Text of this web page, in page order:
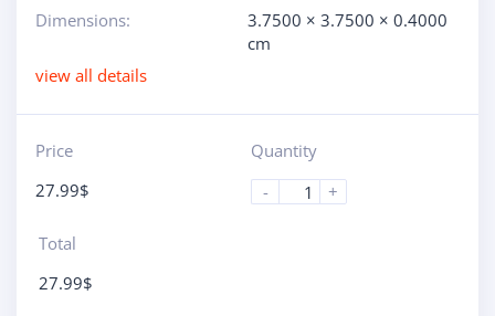
Dimensions:
3.7500 × 3.7500 × 0.4000
cm
view all details
Price
27.99$
Quantity
-
+
Total
27.99$